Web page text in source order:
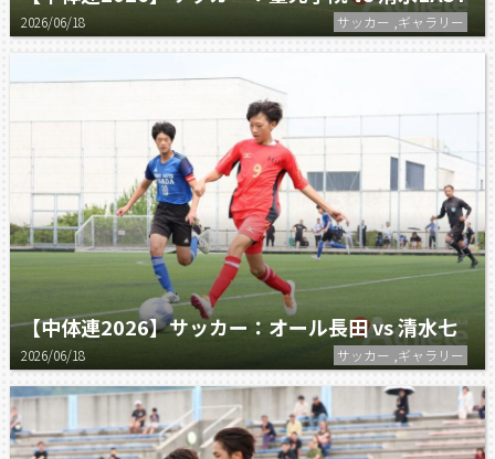
2026/06/18 サッカー ,ギャラリー
【中体連2026】サッカー：オール長田 vs 清水七
2026/06/18 サッカー ,ギャラリー